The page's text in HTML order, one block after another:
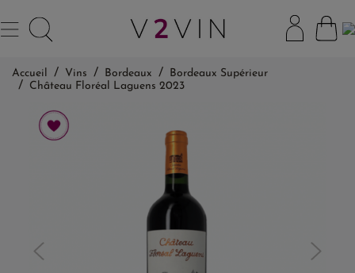
Accueil Vins Bordeaux
Bordeaux Supérieur
Château Floréal Laguens 2023